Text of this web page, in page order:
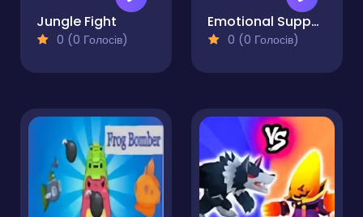
Jungle Fight
0 (0 Голосів)
Emotional Support Duck
0 (0 Голосів)